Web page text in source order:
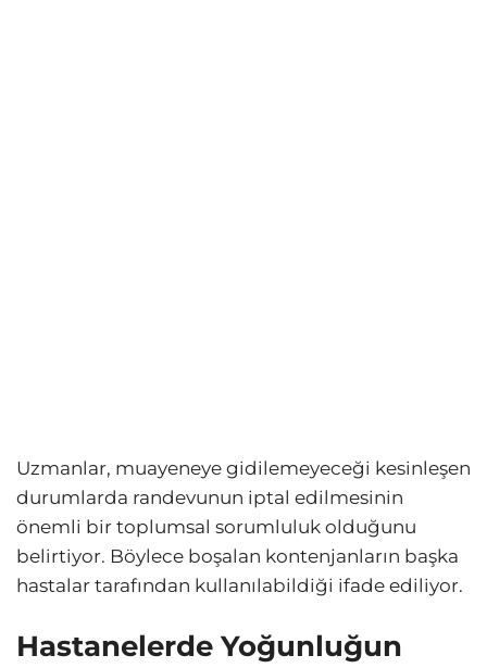
Uzmanlar, muayeneye gidilemeyeceği kesinleşen
durumlarda randevunun iptal edilmesinin
önemli bir toplumsal sorumluluk olduğunu
belirtiyor. Böylece boşalan kontenjanların başka
hastalar tarafından kullanılabildiği ifade ediliyor.
Hastanelerde Yoğunluğun